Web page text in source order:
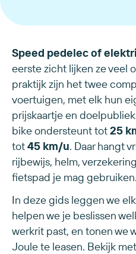
Speed pedelec of
eerste zicht lijken ze veel
praktijk zijn het twee
voertuigen, met elk hun
prijskaartje en
bike ondersteunt tot25
tot45 km/u. Daar hangt
rijbewijs, helm,
fietspad je mag gebruiken.
In deze gids leggen we
helpen we je beslissen
werkrit past, en tonen we
Joule te leasen. Bekijk